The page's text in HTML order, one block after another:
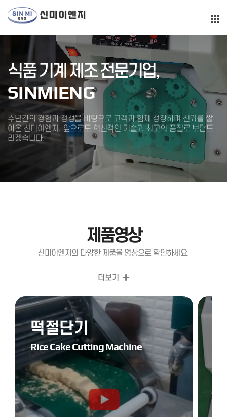
식품 기계 제조 전문기업,
SINMIENG
수년간의 경험과 정성을 바탕으로 고객과 함께 성장하며 신뢰를 쌓
아온 신미이엔지, 앞으로도 혁신적인 기술과 최고의 품질로 보답드
리겠습니다.
제품영상
신미이엔지의 다양한 제품을 영상으로 확인하세요.
더보기
떡절단기
Rice Cake Cutting Machine